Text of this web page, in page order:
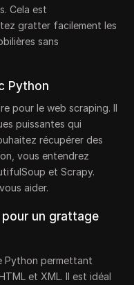
Cela est
gratter facilement les
sans
Python
pour le web scraping. Il
puissantes qui
récupérer des
vous entendrez
et Scrapy.
aider.
un grattage
Python permettant
et XML. Il est idéal